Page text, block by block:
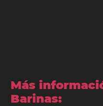
Más
Barinas: